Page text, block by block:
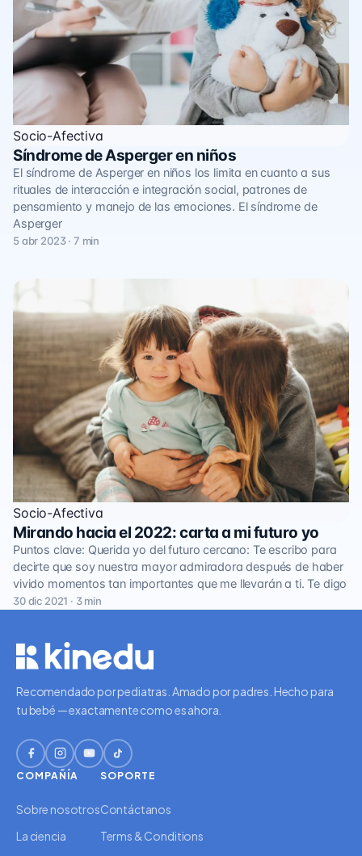
Socio-Afectiva
Síndrome de Asperger en niños
El síndrome de Asperger en niños los limita en cuanto a sus
rituales de interacción e integración social, patrones de
pensamiento y manejo de las emociones. El síndrome de
Asperger
5 abr 2023 · 7 min
Socio-Afectiva
Mirando hacia el 2022: carta a mi futuro yo
Puntos clave: Querida yo del futuro cercano: Te escribo para
decirte que soy nuestra mayor admiradora después de haber
vivido momentos tan importantes que me llevarán a ti. Te digo
30 dic 2021 · 3 min
Recomendado por pediatras. Amado por padres. Hecho para
tu bebé — exactamente como es ahora.
COMPAÑÍA
Sobre nosotros
La ciencia
SOPORTE
Contáctanos
Terms & Conditions